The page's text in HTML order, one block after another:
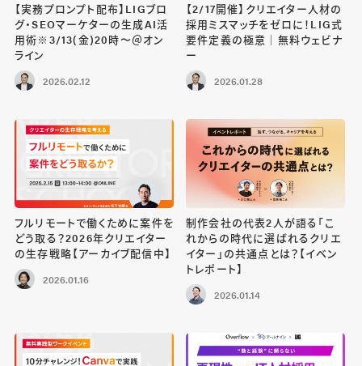
【実務プロンプト配布】LIGブロ
グ・SEOマーケターの生成AI活
用術※3/13(金)20時〜＠オン
ライン
2026.02.12
【2/17開催】クリエイター人材の
採用ミスマッチをゼロに！LIG式
要件定義の極意｜無料ウェビナ
ー
2026.01.28
フルリモートで働くために案件を
どう取る？2026年クリエイター
の生存戦略【アーカイブ配信中】
2026.01.16
制作会社の代表2人が語る「こ
れからの時代に選ばれるクリエ
イター」の共通点とは？【イベン
トレポート】
2026.01.14